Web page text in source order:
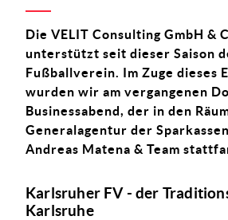
Die VELIT Consulting GmbH &
unterstützt seit dieser Saison
Fußballverein. Im Zuge dieses
wurden wir am vergangenen
Businessabend, der in den
Generalagentur der
Andreas Matena & Team
Karlsruher FV - der
Karlsruhe